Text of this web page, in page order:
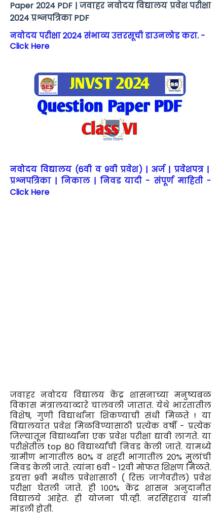
Paper 2024 PDF | जवाहर नवोदय विद्यालय प्रवेश परीक्षा
2024 प्रश्नपत्रिका PDF
नवोदय परीक्षा 2024 संभाव्य उत्तरसूची डाउनलोड करा. -
Click Here
नवोदय विद्यालय (6वी व 9वी प्रवेश) | अर्ज | प्रवेशपत्र |
प्रश्नपत्रिका | निकाल | निवड यादी - संपूर्ण माहिती -
Click Here
जवाहर नवोदय विद्यालय केंद्र शासनाच्या मनुष्यबळ
विकास मंत्रालयाव्दारे चालवली जातात. येथे भारतातील
विशेष, गुणी विद्यार्थांना शिकण्याची संधी मिळते ! या
विद्यालयात प्रवेश मिळविण्यासाठी प्रत्येक वर्षी - प्रत्येक
जिल्यातून विद्यार्थ्यांना एक प्रवेश परीक्षा द्यावी लागते. या
परीक्षेतील top 80 विद्यार्थ्यांची निवड केली जाते. यामध्ये
ग्रामीण भागातील 80% व शहरी भागातील 20% मुलांची
निवड केली जाते. त्यांना 6वी - 12वी मोफत शिक्षण मिळते.
इयत्ता 9वी मधील प्रवेशासाठी ( रिक्त जागेवरील) प्रवेश
परीक्षा घेतली जाते. ही १००% केंद्र शासन अनुदानीत
विद्यालये आहेत. ही योजना पी.व्ही. नरसिंहराव यांनी
मांडली होती.